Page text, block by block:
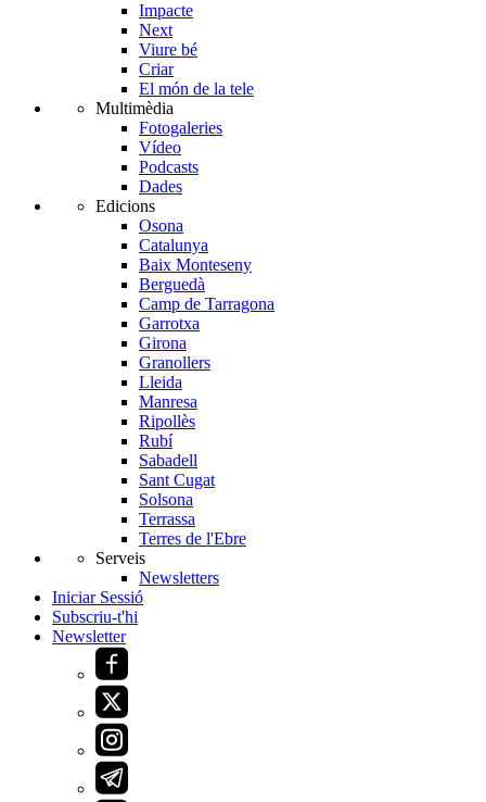
Impacte
Next
Viure bé
Criar
El món de la tele
Multimèdia
Fotogaleries
Vídeo
Podcasts
Dades
Edicions
Osona
Catalunya
Baix Monteseny
Berguedà
Camp de Tarragona
Garrotxa
Girona
Granollers
Lleida
Manresa
Ripollès
Rubí
Sabadell
Sant Cugat
Solsona
Terrassa
Terres de l'Ebre
Serveis
Newsletters
Iniciar Sessió
Subscriu-t'hi
Newsletter